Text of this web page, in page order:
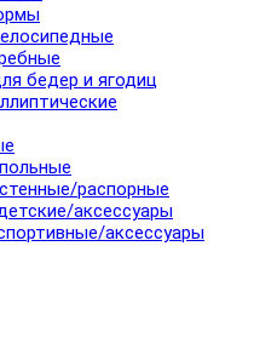
бедер и ягодиц
распорные
аксессуары
аксессуары